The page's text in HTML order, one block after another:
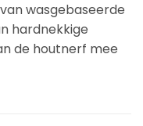
wasgebaseerde
hardnekkige
de houtnerf mee